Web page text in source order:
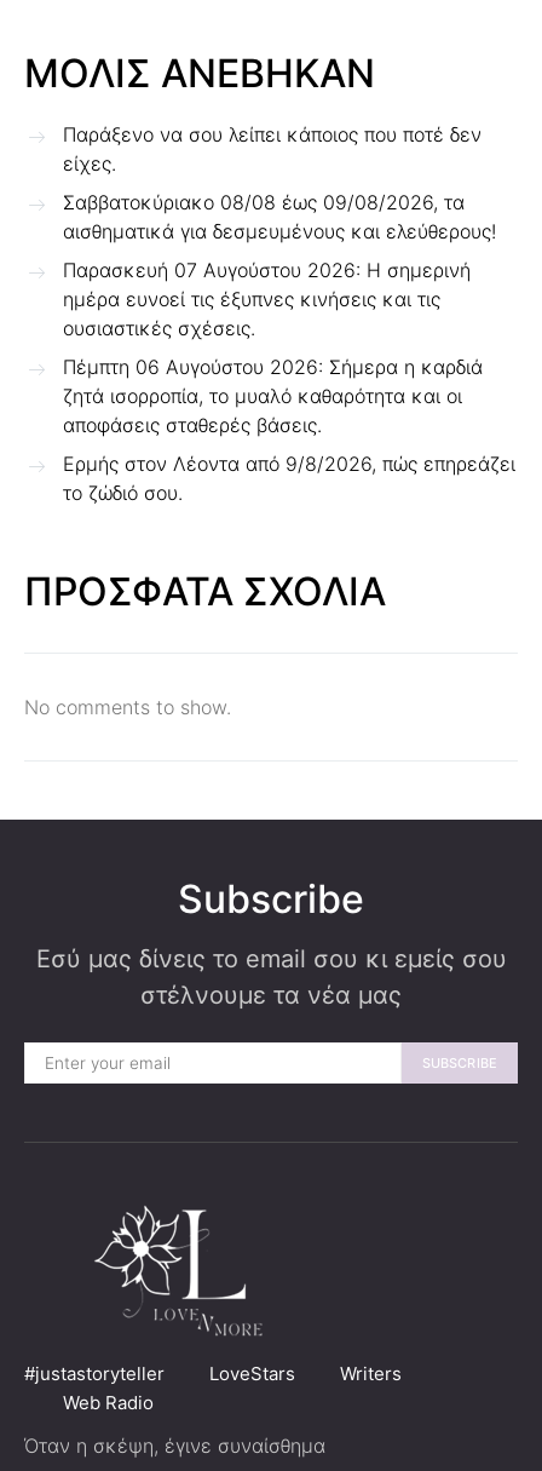
ΜΟΛΙΣ ΑΝΕΒΗΚΑΝ
Παράξενο να σου λείπει κάποιος που ποτέ δεν
είχες.
Σαββατοκύριακο 08/08 έως 09/08/2026, τα
αισθηματικά για δεσμευμένους και ελεύθερους!
Παρασκευή 07 Αυγούστου 2026: Η σημερινή
ημέρα ευνοεί τις έξυπνες κινήσεις και τις
ουσιαστικές σχέσεις.
Πέμπτη 06 Αυγούστου 2026: Σήμερα η καρδιά
ζητά ισορροπία, το μυαλό καθαρότητα και οι
αποφάσεις σταθερές βάσεις.
Ερμής στον Λέοντα από 9/8/2026, πώς επηρεάζει
το ζώδιό σου.
ΠΡΟΣΦΑΤΑ ΣΧΟΛΙΑ
No comments to show.
Subscribe
Εσύ μας δίνεις το email σου κι εμείς σου
στέλνουμε τα νέα μας
SUBSCRIBE
#justastoryteller LoveStars
Writers
Web Radio
Όταν η σκέψη, έγινε συναίσθημα